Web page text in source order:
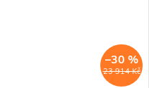
23 914 Kč
–30 %